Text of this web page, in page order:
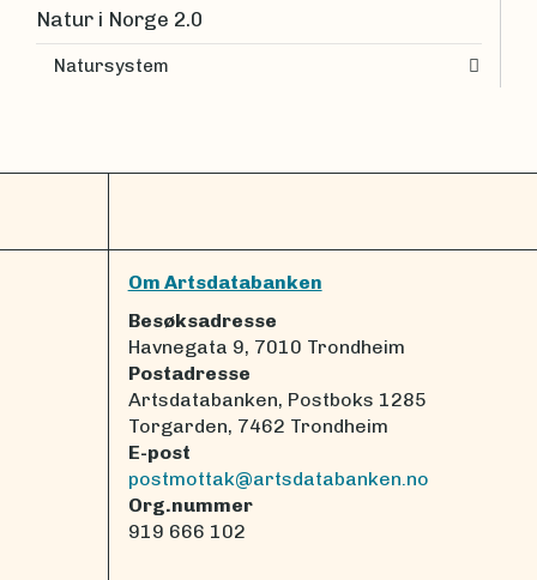
Natur i Norge 2.0
Natursystem
Om Artsdatabanken
Besøksadresse
Havnegata 9, 7010 Trondheim
Postadresse
Artsdatabanken, Postboks 1285
Torgarden, 7462 Trondheim
E-post
postmottak@artsdatabanken.no
Org.nummer
919 666 102